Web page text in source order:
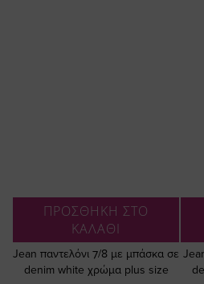
ΠΡΟΣΘΗΚΗ ΣΤΟ
ΚΑΛΑΘΙ
Jean παντελόνι 7/8 με μπάσκα σε
denim white χρώμα plus size